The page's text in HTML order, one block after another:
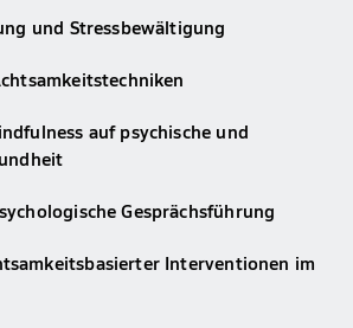
und Stressbewältigung
auf psychische und
Gesprächsführung
Interventionen im